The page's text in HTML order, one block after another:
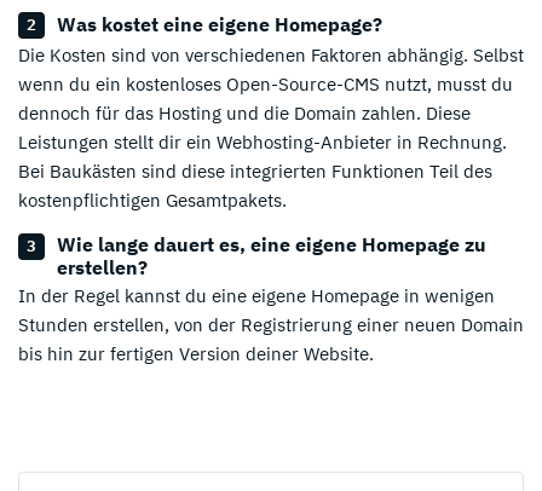
Was kostet eine eigene Homepage?
Die Kosten sind von verschiedenen Faktoren abhängig. Selbst
wenn du ein kostenloses Open-Source-CMS nutzt, musst du
dennoch für das Hosting und die Domain zahlen. Diese
Leistungen stellt dir ein Webhosting-Anbieter in Rechnung.
Bei Baukästen sind diese integrierten Funktionen Teil des
kostenpflichtigen Gesamtpakets.
Wie lange dauert es, eine eigene Homepage zu
erstellen?
In der Regel kannst du eine eigene Homepage in wenigen
Stunden erstellen, von der Registrierung einer neuen Domain
bis hin zur fertigen Version deiner Website.